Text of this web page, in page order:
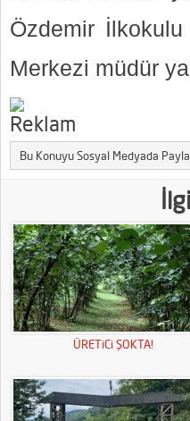
Özdemir
Merkezi müdür
Bu Konuyu Sosyal Medyada
ÜRETiCi ŞOKTA!